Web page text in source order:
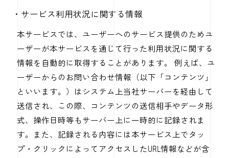
・サービス利用状況に関する情報
本サービスでは、ユーザーへのサービス提供のためユ
ーザーが本サービスを通じて行った利用状況に関する
情報を自動的に取得することがあります。 例えば、ユ
ーザーからのお問い合わせ情報（以下「コンテンツ」
といいます。）はシステム上当社サーバーを経由して
送信され、この際、コンテンツの送信相手やデータ形
式、操作日時等もサーバー上に一時的に記録されま
す。また、記録される内容には本サービス上でタッ
プ・クリックによってアクセスしたURL情報などが含